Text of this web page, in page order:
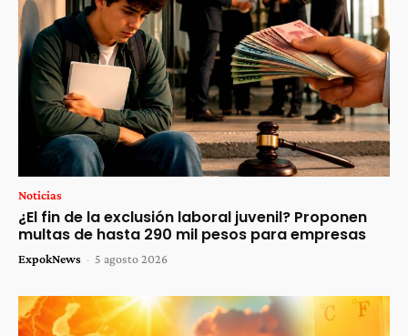
Noticias
¿El fin de la exclusión laboral juvenil? Proponen
multas de hasta 290 mil pesos para empresas
ExpokNews - 5 agosto 2026